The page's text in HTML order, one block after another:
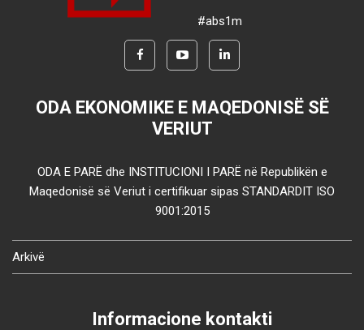
#abs1m
ODA EKONOMIKE E MAQEDONISË SË
VERIUT
ODA E PARË dhe INSTITUCIONI I PARË në Republikën e
Maqedonisë së Veriut i certifikuar sipas STANDARDIT ISO
9001:2015
Arkivë
Informacione kontakti